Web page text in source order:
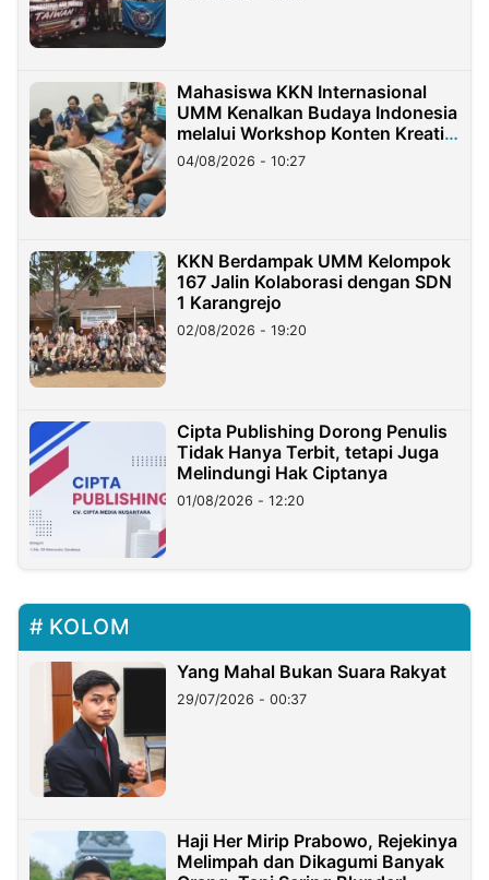
Mahasiswa KKN Internasional
UMM Kenalkan Budaya Indonesia
melalui Workshop Konten Kreatif
di Taiwan
04/08/2026 - 10:27
KKN Berdampak UMM Kelompok
167 Jalin Kolaborasi dengan SDN
1 Karangrejo
02/08/2026 - 19:20
Cipta Publishing Dorong Penulis
Tidak Hanya Terbit, tetapi Juga
Melindungi Hak Ciptanya
01/08/2026 - 12:20
KOLOM
Yang Mahal Bukan Suara Rakyat
29/07/2026 - 00:37
Haji Her Mirip Prabowo, Rejekinya
Melimpah dan Dikagumi Banyak